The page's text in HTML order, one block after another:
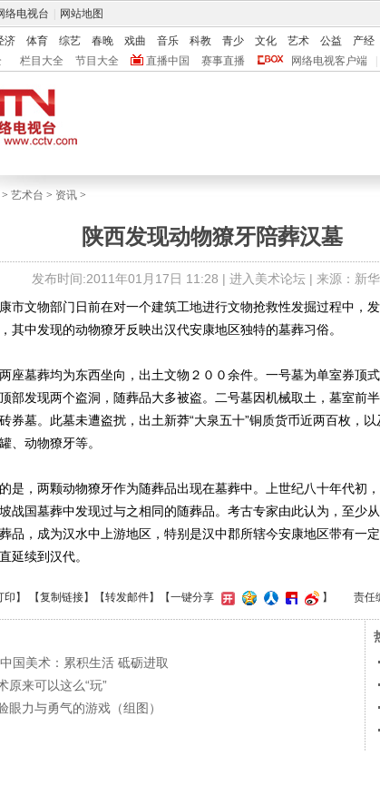
络电视台 网站地图
济 体育 综艺 春晚 戏曲 音乐 科教 青少 文化 艺术 公益 产经
栏目大全 节目大全 直播中国 赛事直播 网络电视客户端
> 艺术台 > 资讯 >
陕西发现动物獠牙陪葬汉墓
发布时间:2011年01月17日 11:28 | 进入美术论坛| 来源：新
文物部门日前在对一个建筑工地进行文物抢救性发掘过程中，
其中发现的动物獠牙反映出汉代安康地区独特的墓葬习俗。
墓葬均为东西坐向，出土文物２００余件。一号墓为单室券顶
部发现两个盗洞，随葬品大多被盗。二号墓因机械取土，墓室前
券墓。此墓未遭盗扰，出土新莽“大泉五十”铜质货币近两百枚，
、动物獠牙等。
，两颗动物獠牙作为随葬品出现在墓葬中。上世纪八十年代初
战国墓葬中发现过与之相同的随葬品。考古专家由此认为，至少
品，成为汉水中上游地区，特别是汉中郡所辖今安康地区带有一
延续到汉代。
印 】 【复制链接】【转发邮件】 【一键分享 】 责任
国美术：累积生活 砥砺进取
原来可以这么“玩”
眼力与勇气的游戏（组图）